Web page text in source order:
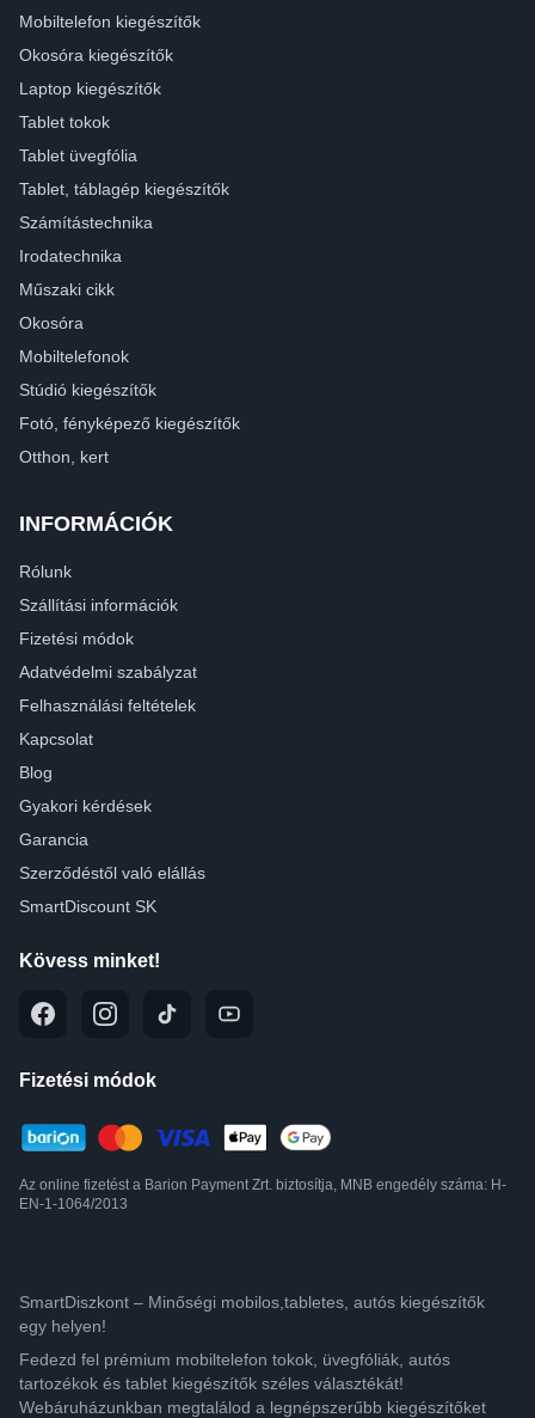
Mobiltelefon kiegészítők
Okosóra kiegészítők
Laptop kiegészítők
Tablet tokok
Tablet üvegfólia
Tablet, táblagép kiegészítők
Számítástechnika
Irodatechnika
Műszaki cikk
Okosóra
Mobiltelefonok
Stúdió kiegészítők
Fotó, fényképező kiegészítők
Otthon, kert
INFORMÁCIÓK
Rólunk
Szállítási információk
Fizetési módok
Adatvédelmi szabályzat
Felhasználási feltételek
Kapcsolat
Blog
Gyakori kérdések
Garancia
Szerződéstől való elállás
SmartDiscount SK
Kövess minket!
Fizetési módok
Az online fizetést a Barion Payment Zrt. biztosítja, MNB engedély száma: H-
EN-1-1064/2013
SmartDiszkont – Minőségi mobilos,tabletes, autós kiegészítők
egy helyen!
Fedezd fel prémium mobiltelefon tokok, üvegfóliák, autós
tartozékok és tablet kiegészítők széles választékát!
Webáruházunkban megtalálod a legnépszerűbb kiegészítőket